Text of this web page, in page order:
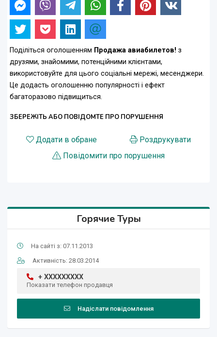
Поділіться оголошенням Продажа авиабилетов! з
друзями, знайомими, потенційними клієнтами,
використовуйте для цього соціальні мережі, месенджери.
Це додасть оголошенню популярності і ефект
багаторазово підвищиться.
ЗБЕРЕЖІТЬ АБО ПОВІДОМТЕ ПРО ПОРУШЕННЯ
Додати в обране
Роздрукувати
Повідомити про порушення
Горячие Туры
На сайті з: 07.11.2013
Активність: 28.03.2014
+ XXXXXXXXX
Показати телефон продавця
Надіслати повідомлення